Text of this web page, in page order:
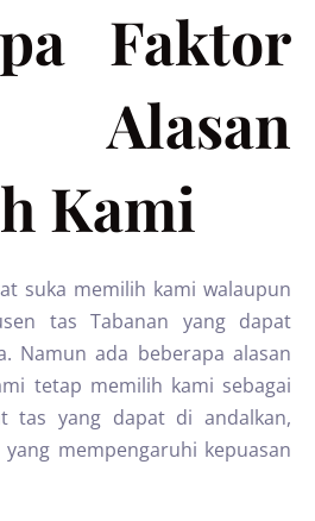
Faktor
Kami
suka memilih kami walaupun
tas Tabanan yang dapat
Namun ada beberapa alasan
tetap memilih kami sebagai
tas yang dapat di andalkan,
mempengaruhi kepuasan